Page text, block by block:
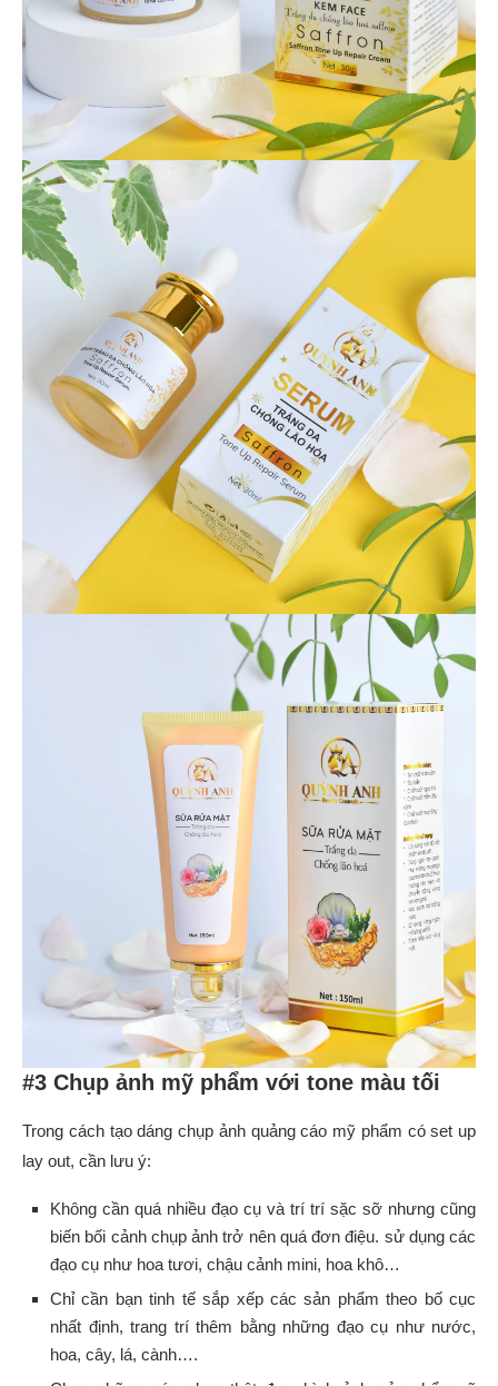
#3 Chụp ảnh mỹ phẩm với tone màu tối
Trong cách tạo dáng chụp ảnh quảng cáo mỹ phẩm có set up
lay out, cần lưu ý:
Không cần quá nhiều đạo cụ và trí trí sặc sỡ nhưng cũng
biến bối cảnh chụp ảnh trở nên quá đơn điệu. sử dụng các
đạo cụ như hoa tươi, chậu cảnh mini, hoa khô…
Chỉ cần bạn tinh tế sắp xếp các sản phẩm theo bố cục
nhất định, trang trí thêm bằng những đạo cụ như nước,
hoa, cây, lá, cành….